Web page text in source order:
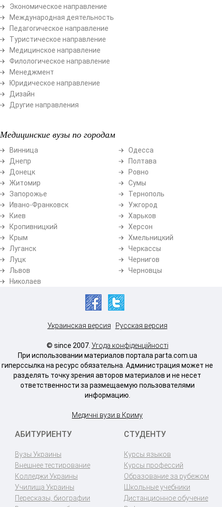
Экономическое направление
Международная деятельность
Педагогическое направление
Туристическое направление
Медицинское направление
Филологическое направление
Менеджмент
Юридическое направление
Дизайн
Другие направления
Медицинские вузы по городам
Винница
Днепр
Донецк
Житомир
Запорожье
Ивано-Франковск
Киев
Кропивницкий
Крым
Луганск
Луцк
Львов
Николаев
Одесса
Полтава
Ровно
Сумы
Тернополь
Ужгород
Харьков
Херсон
Хмельницкий
Черкассы
Чернигов
Черновцы
Украинская версия Русская версия
© since 2007. Угода конфіденційності
При использовании материалов портала parta.com.ua
гиперссылка на ресурс обязательна. Администрация может не
разделять точку зрения авторов материалов и не несет
ответственности за размещаемую пользователями
информацию.
Медичні вузи в Криму
АБИТУРИЕНТУ
Вузы Украины
Внешнее тестирование
Колледжи Украины
Училища Украины
Пересказы, биографии
СТУДЕНТУ
Курсы языков
Курсы профессий
Образование за рубежом
Школьные учебники
Дистанционное обучение